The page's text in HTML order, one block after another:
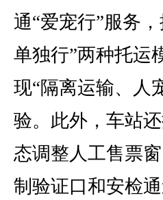
通“爱宠行”服务
单独行”两种托运
现“隔离运输、人
验。此外，车站
态调整人工售票
制验证口和安检